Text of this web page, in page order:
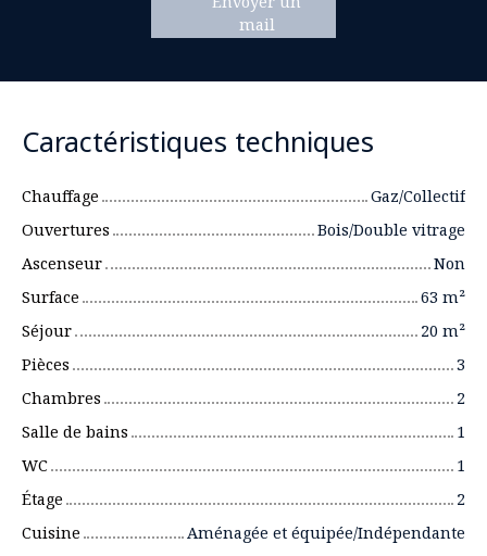
mail
Caractéristiques techniques
Chauffage
Gaz/Collectif
Ouvertures
Bois/Double vitrage
Ascenseur
Non
Surface
63 m²
Séjour
20 m²
Pièces
3
Chambres
2
Salle de bains
1
WC
1
Étage
2
Cuisine
Aménagée et équipée/Indépendante